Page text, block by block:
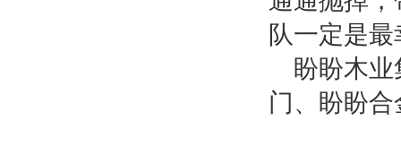
队一定是
盼盼木
门、盼盼